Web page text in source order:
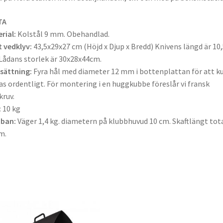
Kolstål 9 mm. Obehandlad.
vedklyv: 43,5x29x27 cm (Höjd x Djup x Bredd) Knivens längd är
storlek är 30x28x44cm.
Fyra hål med diameter 12 mm i bottenplattan för att
ordentligt. För montering i en huggkubbe föreslår vi fransk
10 kg
Väger 1,4 kg. diametern på klubbhuvud 10 cm. Skaftlängt